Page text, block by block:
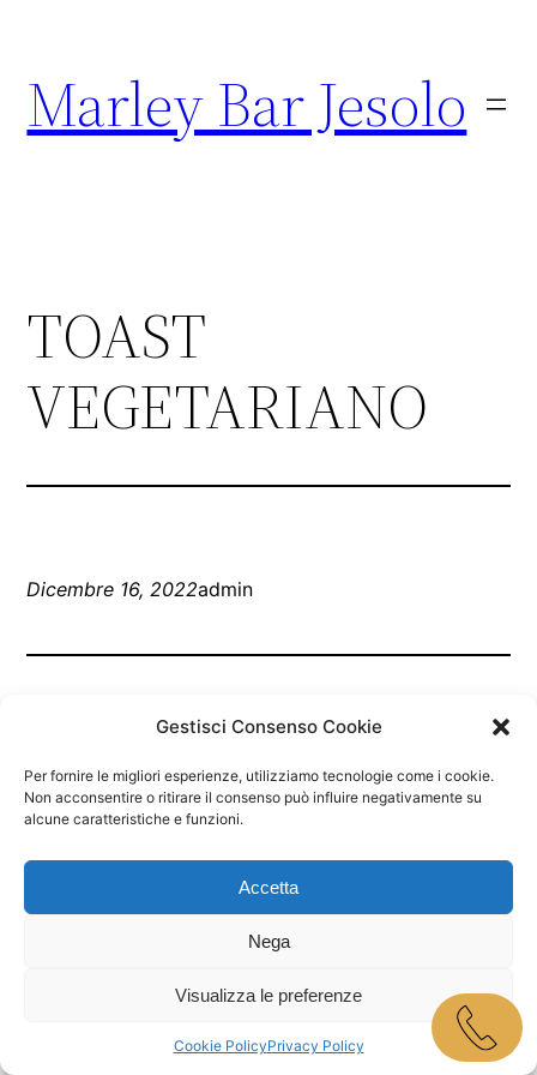
Gestisci Consenso Cookie
Per fornire le migliori esperienze, utilizziamo tecnologie come i cookie.
Non acconsentire o ritirare il consenso può influire negativamente su
alcune caratteristiche e funzioni.
Accetta
Nega
Visualizza le preferenze
Cookie PolicyPrivacy Policy
Marley Bar Jesolo
TOAST
VEGETARIANO
Dicembre 16, 2022admin
Marley Bar Jesolo
WordPress